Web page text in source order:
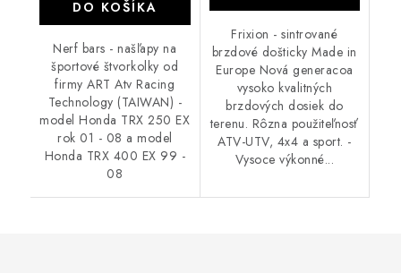
DO KOŠÍKA
Nerf bars - našľapy na
športové štvorkolky od
firmy ART Atv Racing
Technology (TAIWAN) -
model Honda TRX 250 EX
rok 01 - 08 a model
Honda TRX 400 EX 99 -
08
Frixion - sintrované
brzdové došticky Made in
Europe Nová generacoa
vysoko kvalitných
brzdových dosiek do
terenu. Rôzna použiteľnosť
ATV-UTV, 4x4 a sport. -
Vysoce výkonné...